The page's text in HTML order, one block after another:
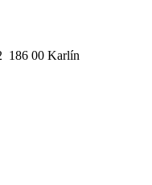
186 00 Karlín